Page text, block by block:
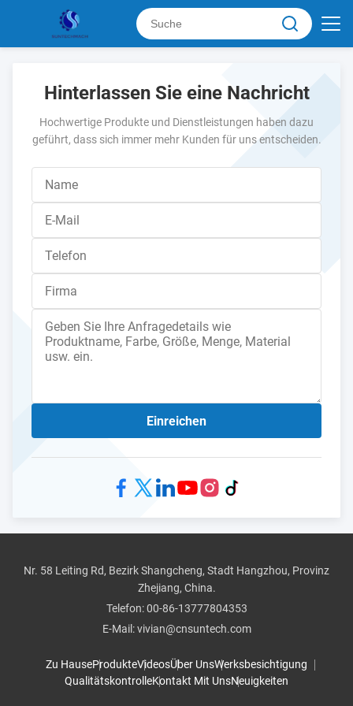
Hinterlassen Sie eine Nachricht
Hochwertige Produkte und Dienstleistungen haben dazu
geführt, dass sich immer mehr Kunden für uns entscheiden.
Einreichen
Nr. 58 Leiting Rd, Bezirk Shangcheng, Stadt Hangzhou, Provinz
Zhejiang, China.
Telefon:00-86-13777804353
E-Mail:vivian@cnsuntech.com
Zu HauseProdukteVideosÜber UnsWerksbesichtigung
QualitätskontrolleKontakt Mit UnsNeuigkeiten